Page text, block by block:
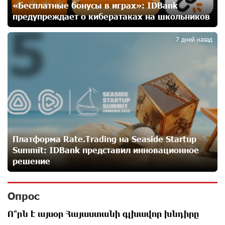
IDBank предупреждает о мошеннических звонках от
28 дней назад
Небольшой французский уголок в Раздане при
сотрудничестве с Конверс МСБ
28 дней назад
Предателя Пашиняна нужно скинуть с трона. Аршак
Карапетян
28 дней назад
«Бесплатные бонусы в играх»: IDBank
предупреждает о кибератаках на школьников
Платформа Rate.Trading на Seaside Startup
Summit: IDBank представил инновационное
решение
7 дней назад
5
Опрос
Ո՞րն է այսօր Հայաստանի գլխավոր խնդիրը